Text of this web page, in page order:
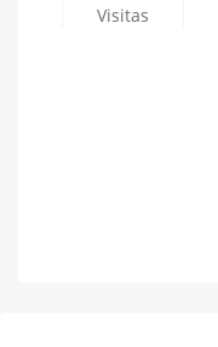
Visitas